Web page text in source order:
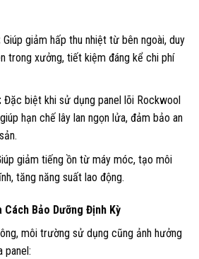
Giúp giảm hấp thu nhiệt từ bên ngoài, duy
trong xưởng, tiết kiệm đáng kể chi phí
Đặc biệt khi sử dụng panel lõi Rockwool
hạn chế lây lan ngọn lửa, đảm bảo an
giảm tiếng ồn từ máy móc, tạo môi
tăng năng suất lao động.
Bảo Dưỡng Định Kỳ
môi trường sử dụng cũng ảnh hưởng
panel: